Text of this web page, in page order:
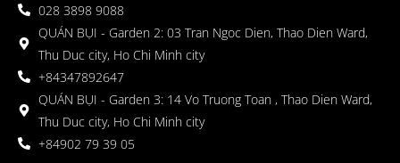
028 3898 9088
QUÁN BỤI - Garden 2: 03 Tran Ngoc Dien, Thao Dien Ward,
Thu Duc city, Ho Chi Minh city
+84347892647
QUÁN BỤI - Garden 3: 14 Vo Truong Toan , Thao Dien Ward,
Thu Duc city, Ho Chi Minh city
+84902 79 39 05